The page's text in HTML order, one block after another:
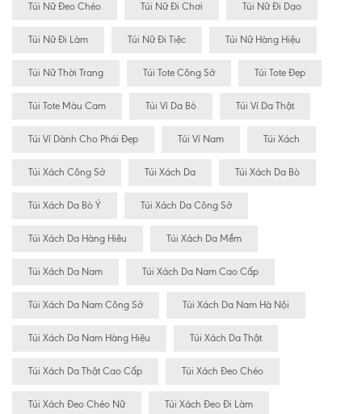
Túi Nữ Đeo Chéo Túi Nữ Đi Chơi Túi Nữ Đi Dạo
Túi Nữ Đi Làm Túi Nữ Đi Tiệc Túi Nữ Hàng Hiệu
Túi Nữ Thời Trang Túi Tote Công Sở Túi Tote Đẹp
Túi Tote Màu Cam Túi Ví Da Bò Túi Ví Da Thật
Túi Ví Dành Cho Phái Đẹp Túi Ví Nam Túi Xách
Túi Xách Công Sở Túi Xách Da Túi Xách Da Bò
Túi Xách Da Bò Ý Túi Xách Da Công Sở
Túi Xách Da Hàng Hiêu Túi Xách Da Mềm
Túi Xách Da Nam Túi Xách Da Nam Cao Cấp
Túi Xách Da Nam Công Sở Túi Xách Da Nam Hà Nội
Túi Xách Da Nam Hàng Hiệu Túi Xách Da Thật
Túi Xách Da Thật Cao Cấp Túi Xách Đeo Chéo
Túi Xách Đeo Chéo Nữ Túi Xách Đeo Đi Làm